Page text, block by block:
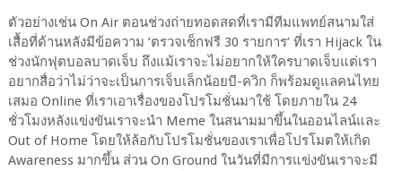
ตัวอย่างเช่น On Air ตอนช่วงถ่ายทอดสดที่เรามีทีมแพทย์สนามใส่
เสื้อที่ด้านหลังมีข้อความ ‘ตรวจเช็กฟรี 30 รายการ’ ที่เรา Hijack ใน
ช่วงนักฟุตบอลบาดเจ็บ ถึงแม้เราจะไม่อยากให้ใครบาดเจ็บแต่เรา
อยากสื่อว่าไม่ว่าจะเป็นการเจ็บเล็กน้อยบี-ควิก ก็พร้อมดูแลคนไทย
เสมอ Online ที่เราเอาเรื่องของโปรโมชั่นมาใช้ โดยภายใน 24
ชั่วโมงหลังแข่งขันเราจะนำ Meme ในสนามมาขึ้นในออนไลน์และ
Out of Home โดยให้ล้อกับโปรโมชั่นของเราเพื่อโปรโมตให้เกิด
Awareness มากขึ้น ส่วน On Ground ในวันที่มีการแข่งขันเราจะมี